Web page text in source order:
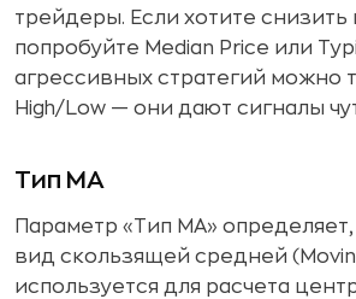
трейдеры. Если хотите
попробуйте Median Price или
агрессивных стратегий можно
High/Low — они дают сигналы
Тип МА
Параметр «Тип МА»
вид скользящей средней
используется для расчета